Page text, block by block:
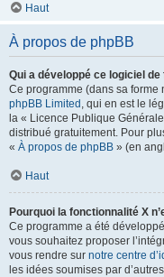
Haut
À propos de phpBB
Qui a développé ce logiciel
Ce programme (dans sa
phpBB Limited , qui en est le
la « Licence Publique
distribué gratuitement. Pour
« À propos de phpBB » (en
Haut
Pourquoi la fonctionnalité X
Ce programme a été
vous souhaitez proposer
vous rendre sur notre centre
les idées soumises par